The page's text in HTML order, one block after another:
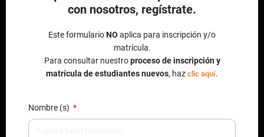
con nosotros, regístrate.
Este formularioNO aplica para inscripción y/o
matrícula.
Para consultar nuestroproceso de inscripción y
matrícula de estudiantes nuevos, haz clic aquí.
Nombre (s)